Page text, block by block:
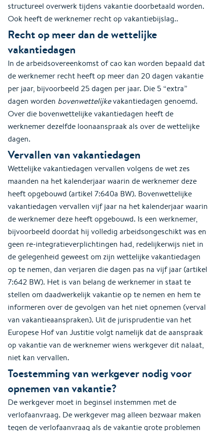
structureel overwerk tijdens vakantie doorbetaald worden.
Ook heeft de werknemer recht op vakantiebijslag..
Recht op meer dan de wettelijke
vakantiedagen
In de arbeidsovereenkomst of cao kan worden bepaald dat
de werknemer recht heeft op meer dan 20 dagen vakantie
per jaar, bijvoorbeeld 25 dagen per jaar. Die 5 “extra”
dagen worden bovenwettelijkevakantiedagen genoemd.
Over die bovenwettelijke vakantiedagen heeft de
werknemer dezelfde loonaanspraak als over de wettelijke
dagen.
Vervallen van vakantiedagen
Wettelijke vakantiedagen vervallen volgens de wet zes
maanden na het kalenderjaar waarin de werknemer deze
heeft opgebouwd (artikel 7:640a BW). Bovenwettelijke
vakantiedagen vervallen vijf jaar na het kalenderjaar waarin
de werknemer deze heeft opgebouwd. Is een werknemer,
bijvoorbeeld doordat hij volledig arbeidsongeschikt was en
geen re-integratieverplichtingen had, redelijkerwijs niet in
de gelegenheid geweest om zijn wettelijke vakantiedagen
op te nemen, dan verjaren die dagen pas na vijf jaar (artikel
7:642 BW). Het is van belang de werknemer in staat te
stellen om daadwerkelijk vakantie op te nemen en hem te
informeren over de gevolgen van het niet opnemen (verval
van vakantieaanspraken). Uit de jurisprudentie van het
Europese Hof van Justitie volgt namelijk dat de aanspraak
op vakantie van de werknemer wiens werkgever dit nalaat,
niet kan vervallen.
Toestemming van werkgever nodig voor
opnemen van vakantie?
De werkgever moet in beginsel instemmen met de
verlofaanvraag. De werkgever mag alleen bezwaar maken
tegen de verlofaanvraag als de vakantie grote problemen